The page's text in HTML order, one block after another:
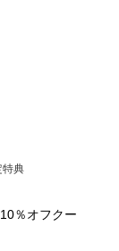
特典